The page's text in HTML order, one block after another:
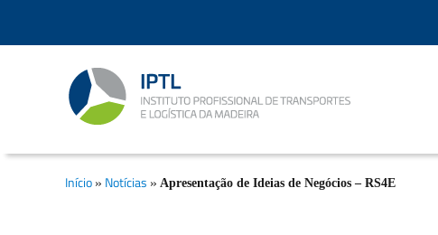
Logística da Madeira, Ensino Profissional,
Formação Marítima, Formação Modular
Início» Notícias » Apresentação de Ideias de Negócios – RS4E